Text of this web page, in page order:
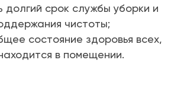
долгий срок службы уборки и
чистоты;
состояние здоровья всех,
в помещении.